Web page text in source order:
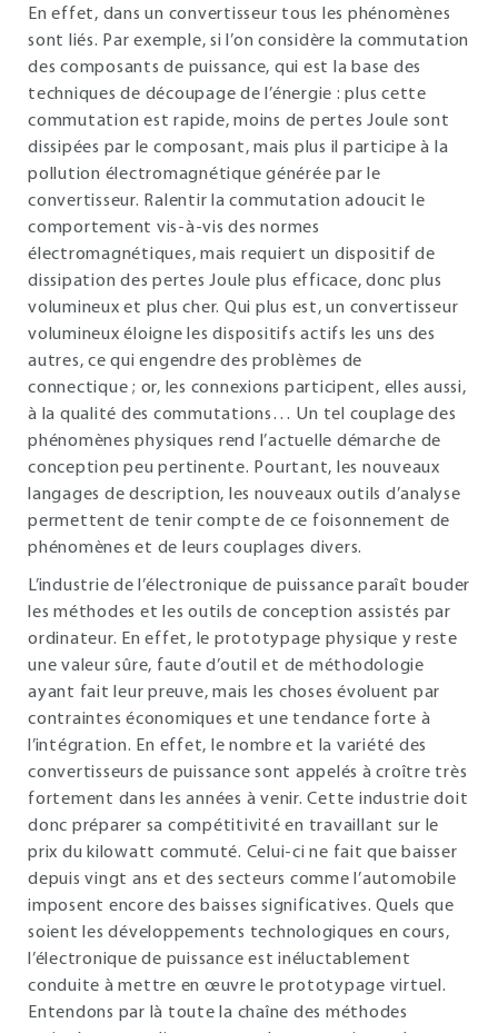
En effet, dans un convertisseur tous les phénomènes
sont liés. Par exemple, si l’on considère la commutation
des composants de puissance, qui est la base des
techniques de découpage de l’énergie : plus cette
commutation est rapide, moins de pertes Joule sont
dissipées par le composant, mais plus il participe à la
pollution électromagnétique générée par le
convertisseur. Ralentir la commutation adoucit le
comportement vis-à-vis des normes
électromagnétiques, mais requiert un dispositif de
dissipation des pertes Joule plus efficace, donc plus
volumineux et plus cher. Qui plus est, un convertisseur
volumineux éloigne les dispositifs actifs les uns des
autres, ce qui engendre des problèmes de
connectique ; or, les connexions participent, elles aussi,
à la qualité des commutations… Un tel couplage des
phénomènes physiques rend l’actuelle démarche de
conception peu pertinente. Pourtant, les nouveaux
langages de description, les nouveaux outils d’analyse
permettent de tenir compte de ce foisonnement de
phénomènes et de leurs couplages divers.
L’industrie de l’électronique de puissance paraît bouder
les méthodes et les outils de conception assistés par
ordinateur. En effet, le prototypage physique y reste
une valeur sûre, faute d’outil et de méthodologie
ayant fait leur preuve, mais les choses évoluent par
contraintes économiques et une tendance forte à
l’intégration. En effet, le nombre et la variété des
convertisseurs de puissance sont appelés à croître très
fortement dans les années à venir. Cette industrie doit
donc préparer sa compétitivité en travaillant sur le
prix du kilowatt commuté. Celui-ci ne fait que baisser
depuis vingt ans et des secteurs comme l’automobile
imposent encore des baisses significatives. Quels que
soient les développements technologiques en cours,
l’électronique de puissance est inéluctablement
conduite à mettre en œuvre le prototypage virtuel.
Entendons par là toute la chaîne des méthodes